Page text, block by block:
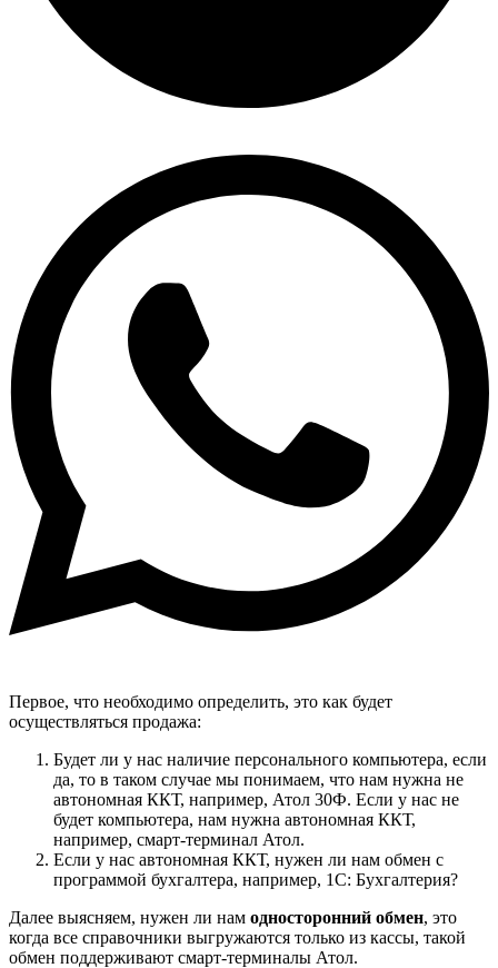
Первое, что необходимо определить, это как будет
осуществляться продажа:
Будет ли у нас наличие персонального компьютера, если
да, то в таком случае мы понимаем, что нам нужна не
автономная ККТ, например, Атол 30Ф. Если у нас не
будет компьютера, нам нужна автономная ККТ,
например, смарт-терминал Атол.
Если у нас автономная ККТ, нужен ли нам обмен с
программой бухгалтера, например, 1С: Бухгалтерия?
Далее выясняем, нужен ли нам односторонний обмен, это
когда все справочники выгружаются только из кассы, такой
обмен поддерживают смарт-терминалы Атол.